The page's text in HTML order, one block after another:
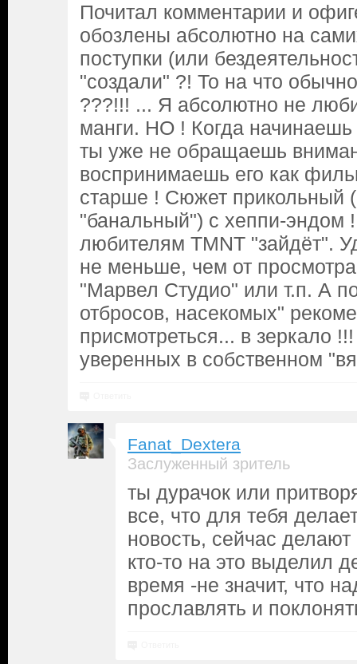
Почитал комментарии и
обозлены абсолютно на
поступки (или
"создали" ?! То на что
???!!! ... Я абсолютно не
манги. НО ! Когда начинаешь
ты уже не обращаешь
воспринимаешь его как
старше ! Сюжет прикольный
"банальный") с хеппи-эндом
любителям TMNT "зайдёт".
не меньше, чем от
"Марвел Студио" или т.п. А
отбросов, насекомых"
присмотреться... в зеркало
уверенных в собственном
Fanat_Dextera
Заслуженный зритель
ты дурачок или
все, что для тебя
новость, сейчас
кто-то на это выделил
время -не значит, что
прославлять и